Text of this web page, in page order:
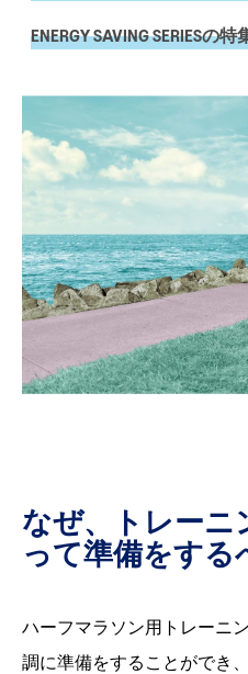
ENERGY SAVING SERIESの
なぜ、トレーニ
って準備をする
ハーフマラソン用トレーニ
調に準備をすることができ